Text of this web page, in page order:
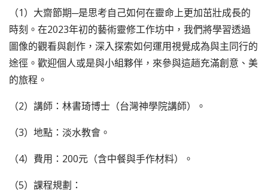
（1）大齋節期─是思考自己如何在靈命上更加茁壯成長的
時刻。在2023年初的藝術靈修工作坊中，我們將學習透過
圖像的觀看與創作，深入探索如何運用視覺成為與主同行的
途徑。歡迎個人或是與小組夥伴，來參與這趟充滿創意、美
的旅程。
（2）講師：林書琦博士（台灣神學院講師）。
（3）地點：淡水教會。
（4）費用：200元（含中餐與手作材料）。
（5）課程規劃：